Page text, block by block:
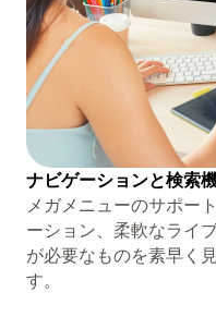
ナビゲーションと検索
メガメニューのサポー
ーション、柔軟なライ
が必要なものを素早く
す。